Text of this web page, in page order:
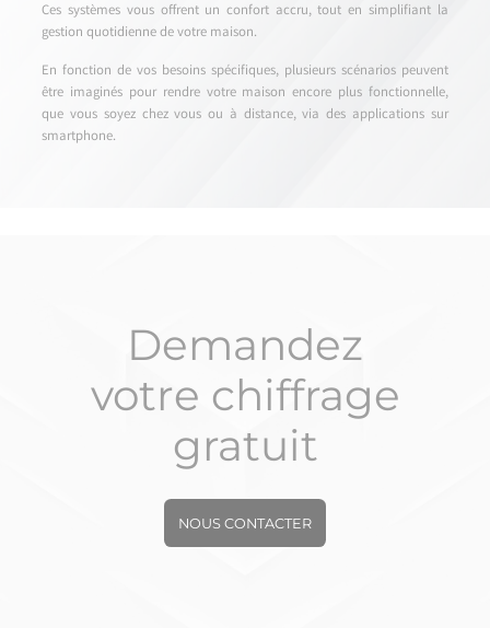
Ces systèmes vous offrent un confort accru, tout en simplifiant la
gestion quotidienne de votre maison.
En fonction de vos besoins spécifiques, plusieurs scénarios peuvent
être imaginés pour rendre votre maison encore plus fonctionnelle,
que vous soyez chez vous ou à distance, via des applications sur
smartphone.
Demandez
votre chiffrage
gratuit
NOUS CONTACTER